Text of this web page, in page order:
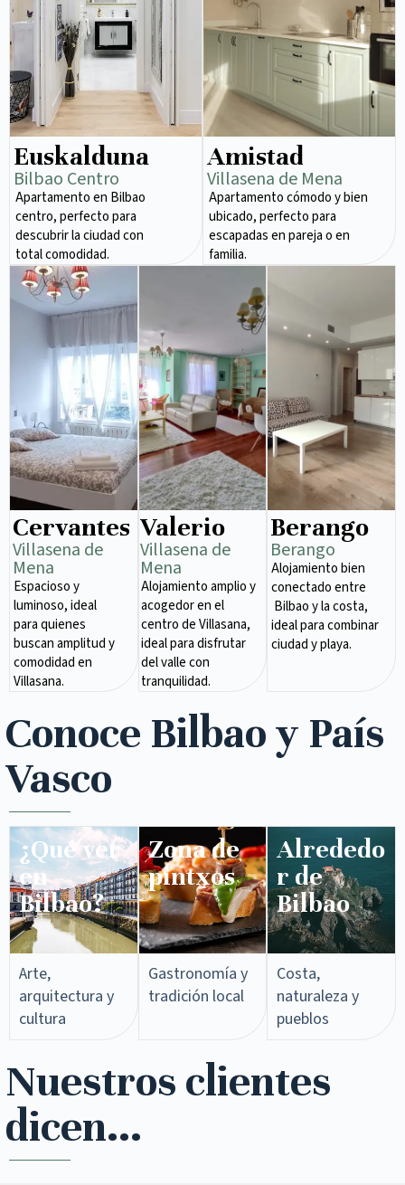
Euskalduna
Bilbao Centro
Apartamento en Bilbao
centro, perfecto para
descubrir la ciudad con
total comodidad.
Amistad
Villasena de Mena
Apartamento cómodo y bien
ubicado, perfecto para
escapadas en pareja o en
familia.
Cervantes
Villasena de
Mena​
Espacioso y
luminoso, ideal
para quienes
buscan amplitud y
comodidad en
Villasana.
Valerio
Villasena de
Mena​
Alojamiento amplio y
acogedor en el
centro de Villasana,
ideal para disfrutar
del valle con
tranquilidad.
Berango
Berango
Alojamiento bien
conectado entre
Bilbao y la costa,
ideal para combinar
ciudad y playa.
Conoce Bilbao y País
Vasco
¿Qué ver
en
Bilbao?
Arte,
arquitectura y
cultura
Zona de
pintxos​
Gastronomía y
tradición local
Alrededo
r de
Bilbao
Costa,
naturaleza y
pueblos
Nuestros clientes
dicen...